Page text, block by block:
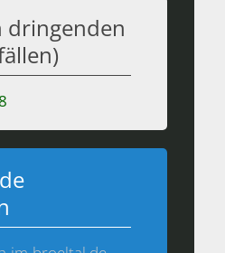
dringenden